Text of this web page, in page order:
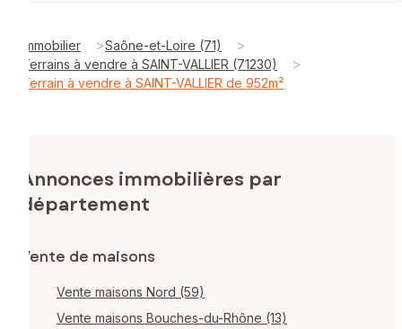
Immobilier >Saône-et-Loire (71) >
Terrains à vendre à SAINT-VALLIER (71230) >
Terrain à vendre à SAINT-VALLIER de 952m²
Annonces immobilières par
département
Vente de maisons
Vente maisons Nord (59)
Vente maisons Bouches-du-Rhône (13)